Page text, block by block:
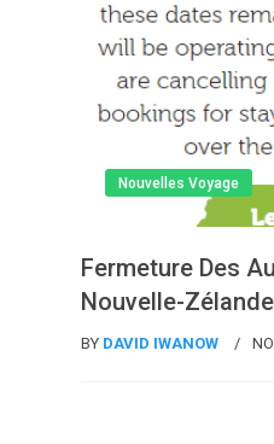
Nouvelles Voyage
Fermeture Des
Nouvelle-Zélande
BY DAVID IWANOW